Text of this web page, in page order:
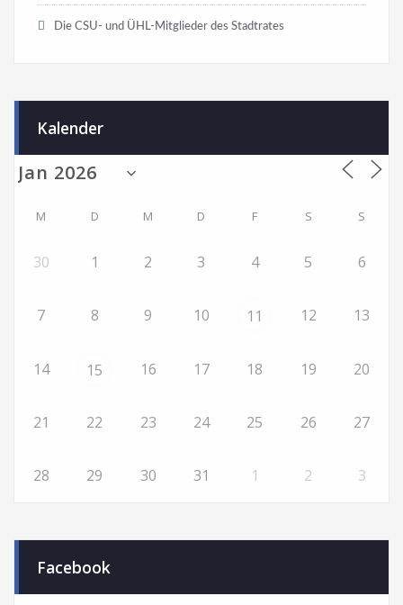
Die CSU- und ÜHL-Mitglieder des Stadtrates
Kalender
M D M D F S S
30 1 2 3 4 5 6
7 8 9 10 11 12 13
14 15 16 17 18 19 20
21 22 23 24 25 26 27
28 29 30 31 1 2 3
Facebook